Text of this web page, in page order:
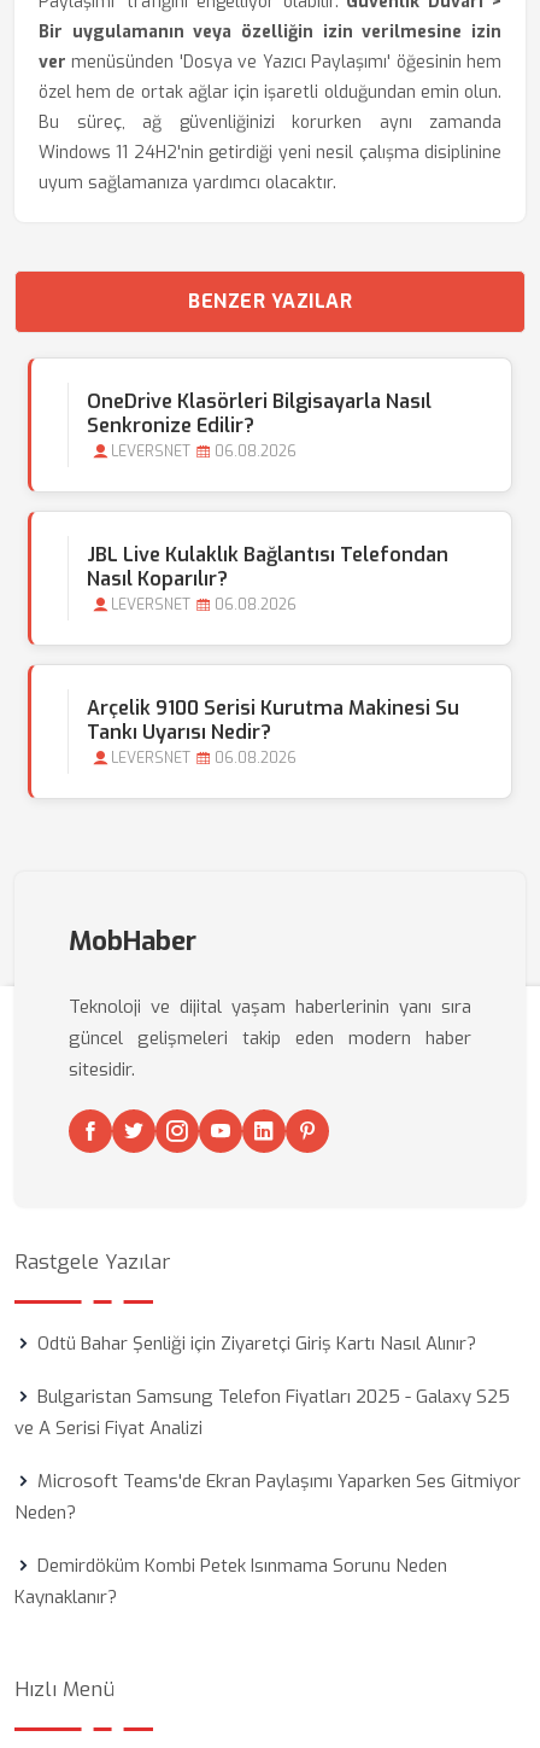
Bir uygulamanın veya özelliğin izin verilmesine izin
ver menüsünden 'Dosya ve Yazıcı Paylaşımı' öğesinin hem
özel hem de ortak ağlar için işaretli olduğundan emin olun.
Bu süreç, ağ güvenliğinizi korurken aynı zamanda
Windows 11 24H2'nin getirdiği yeni nesil çalışma disiplinine
uyum sağlamanıza yardımcı olacaktır.
BENZER YAZILAR
OneDrive Klasörleri Bilgisayarla Nasıl
Senkronize Edilir?
LEVERSNET 06.08.2026
JBL Live Kulaklık Bağlantısı Telefondan
Nasıl Koparılır?
LEVERSNET 06.08.2026
Arçelik 9100 Serisi Kurutma Makinesi Su
Tankı Uyarısı Nedir?
LEVERSNET 06.08.2026
MobHaber
Teknoloji ve dijital yaşam haberlerinin yanı sıra
güncel gelişmeleri takip eden modern haber
sitesidir.
Rastgele Yazılar
Odtü Bahar Şenliği için Ziyaretçi Giriş Kartı Nasıl Alınır?
Bulgaristan Samsung Telefon Fiyatları 2025 - Galaxy S25
ve A Serisi Fiyat Analizi
Microsoft Teams'de Ekran Paylaşımı Yaparken Ses Gitmiyor
Neden?
Demirdöküm Kombi Petek Isınmama Sorunu Neden
Kaynaklanır?
Hızlı Menü